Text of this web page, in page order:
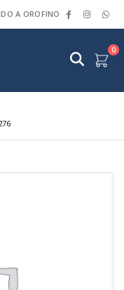
A OROFINO
0